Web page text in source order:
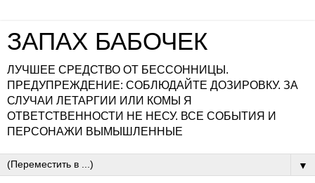
ЗАПАХ БАБОЧЕК
ЛУЧШЕЕ СРЕДСТВО ОТ БЕССОННИЦЫ.
ПРЕДУПРЕЖДЕНИЕ: СОБЛЮДАЙТЕ ДОЗИРОВКУ. ЗА
СЛУЧАИ ЛЕТАРГИИ ИЛИ КОМЫ Я
ОТВЕТСТВЕННОСТИ НЕ НЕСУ. ВСЕ СОБЫТИЯ И
ПЕРСОНАЖИ ВЫМЫШЛЕННЫЕ
▼